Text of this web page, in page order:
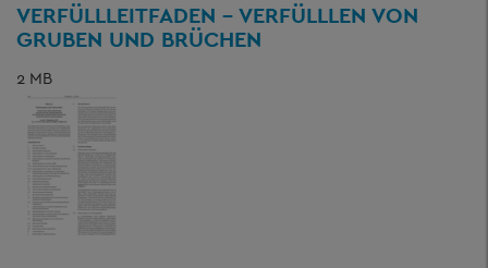
VERFÜLLLEITFADEN - VERFÜLLLEN VON
GRUBEN UND BRÜCHEN
2 MB